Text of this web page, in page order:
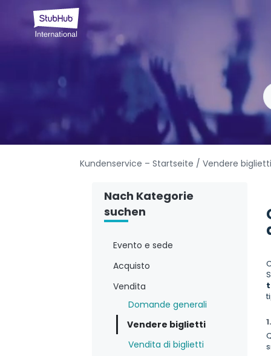
Kundenservice – Startseite / Vendere biglietti
Nach Kategorie
suchen
Evento e sede
Acquisto
Vendita
Domande generali
Vendere biglietti
Vendita di biglietti